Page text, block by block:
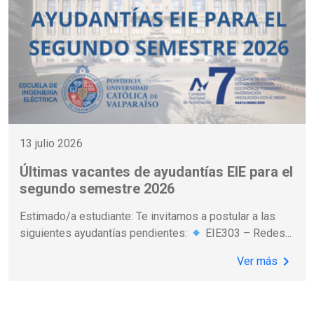
13 julio 2026
Últimas vacantes de ayudantías EIE para el
segundo semestre 2026
Estimado/a estudiante: Te invitamos a postular a las
siguientes ayudantías pendientes:
EIE303 – Redes...
Ver más chevron_right